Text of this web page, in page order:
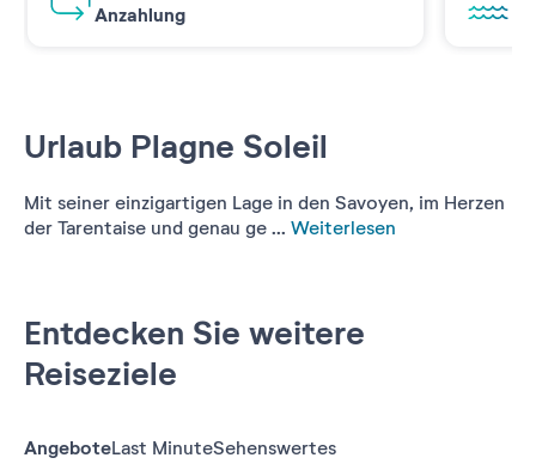
Urlaub Plagne Soleil
Mit seiner einzigartigen Lage in den Savoyen, im Herzen
der Tarentaise und genau ge ... Weiterlesen
Anzahlung
Entdecken Sie weitere
Reiseziele
AngeboteLast MinuteSehenswertes